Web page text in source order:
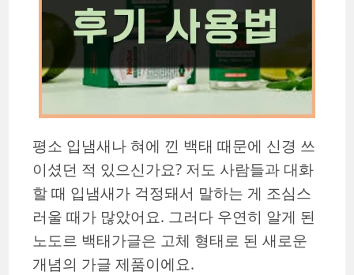
평소 입냄새나 혀에 낀 백태 때문에 신경 쓰
이셨던 적 있으신가요? 저도 사람들과 대화
할 때 입냄새가 걱정돼서 말하는 게 조심스
러울 때가 많았어요. 그러다 우연히 알게 된
노도르 백태가글은 고체 형태로 된 새로운
개념의 가글 제품이에요.